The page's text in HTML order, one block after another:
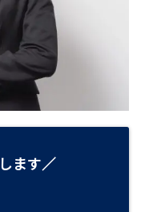
ます／